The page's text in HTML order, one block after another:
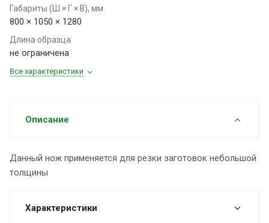
Габариты (Ш × Г × В), мм
800 × 1050 × 1280
Длина образца
не ограничена
Все характеристики
Описание
Данный нож применяется для резки заготовок небольшой
толщины
Характеристики